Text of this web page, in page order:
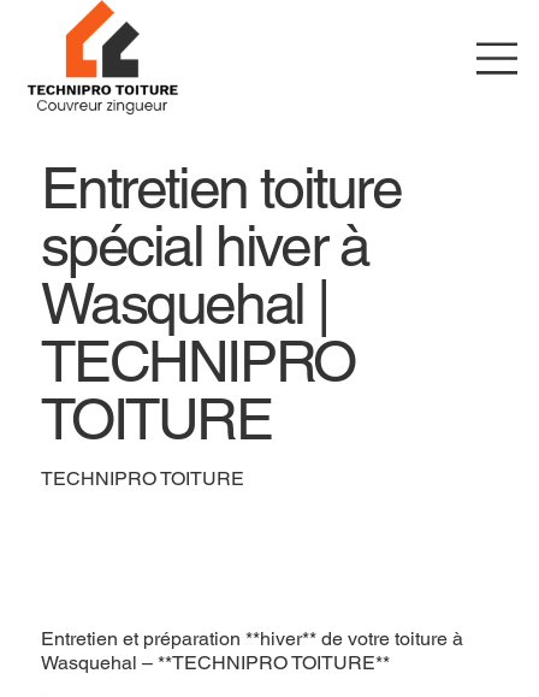
Entretien toiture
spécial hiver à
Wasquehal |
TECHNIPRO
TOITURE
TECHNIPRO TOITURE
Entretien et préparation **hiver** de votre toiture à
Wasquehal – **TECHNIPRO TOITURE**